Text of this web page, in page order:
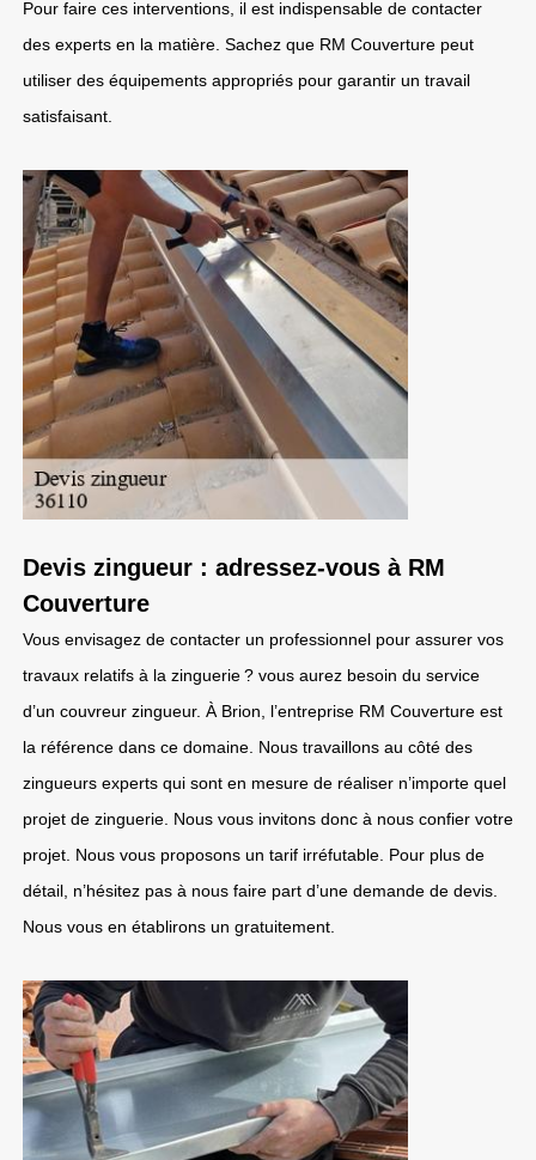
Pour faire ces interventions, il est indispensable de contacter
des experts en la matière. Sachez que RM Couverture peut
utiliser des équipements appropriés pour garantir un travail
satisfaisant.
Devis zingueur : adressez-vous à RM
Couverture
Vous envisagez de contacter un professionnel pour assurer vos
travaux relatifs à la zinguerie ? vous aurez besoin du service
d’un couvreur zingueur. À Brion, l’entreprise RM Couverture est
la référence dans ce domaine. Nous travaillons au côté des
zingueurs experts qui sont en mesure de réaliser n’importe quel
projet de zinguerie. Nous vous invitons donc à nous confier votre
projet. Nous vous proposons un tarif irréfutable. Pour plus de
détail, n’hésitez pas à nous faire part d’une demande de devis.
Nous vous en établirons un gratuitement.